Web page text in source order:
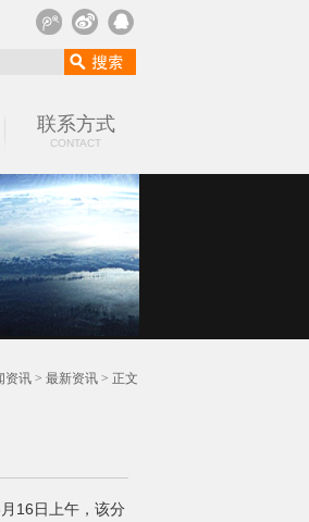
联系方式
CONTACT
资讯> 最新资讯> 正文
16日上午，该分